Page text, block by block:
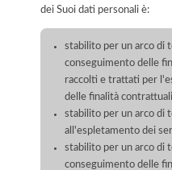
dei Suoi dati personali è:
stabilito per un arco di
conseguimento delle
raccolti e trattati per
delle finalità
stabilito per un arco di
all'espletamento dei
stabilito per un arco di
conseguimento delle